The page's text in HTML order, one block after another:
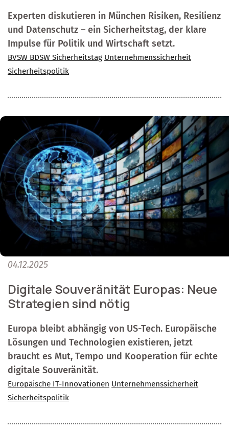
Experten diskutieren in München Risiken, Resilienz
und Datenschutz – ein Sicherheitstag, der klare
Impulse für Politik und Wirtschaft setzt.
BVSW BDSW Sicherheitstag Unternehmenssicherheit
Sicherheitspolitik
04.12.2025
Digitale Souveränität Europas: Neue
Strategien sind nötig
Europa bleibt abhängig von US-Tech. Europäische
Lösungen und Technologien existieren, jetzt
braucht es Mut, Tempo und Kooperation für echte
digitale Souveränität.
Europäische IT-Innovationen Unternehmenssicherheit
Sicherheitspolitik